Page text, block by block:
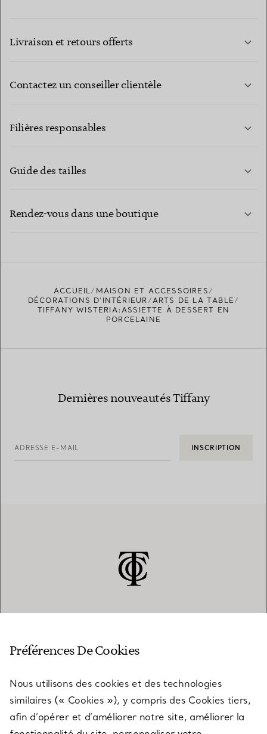
Livraison et retours offerts
Contactez un conseiller clientèle
Filières responsables
Guide des tailles
Rendez-vous dans une boutique
TROUVEZ LA BOUTIQUE LA PLUS PROCHE
ACCUEIL
MAISON ET ACCESSOIRES
DÉCORATIONS D'INTÉRIEUR
ARTS DE LA TABLE
TIFFANY WISTERIA:ASSIETTE À DESSERT EN
PORCELAINE
Dernières nouveautés Tiffany
ADRESSE E-MAIL INSCRIPTION
SERVICES
Préférences De Cookies
Nous utilisons des cookies et des technologies
similaires (« Cookies »), y compris des Cookies tiers,
afin d’opérer et d’améliorer notre site, améliorer la